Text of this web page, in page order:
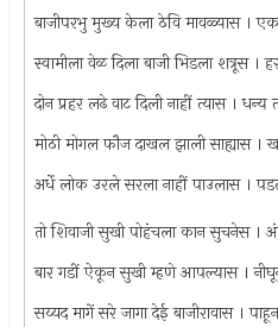
बाजीपरभु मुख्य केला ठेवि मावळ्यास ।
स्वामीला वेळ दिला बाजी भिडला शत्रूस ।
दोन प्रहर लढे वाट दिली नाहीं त्यास । धन्य
मोठी मोगल फौज दाखल झाली साह्यास ।
अर्धे लोक उरले सरला नाहीं पाउलास ।
तो शिवाजी सुखी पोहंचला कान सुचनेस ।
बार गडीं ऐकून सुखी म्हणे आपल्यास ।
सय्यद मागें सरे जागा देई बाजीरावास ।